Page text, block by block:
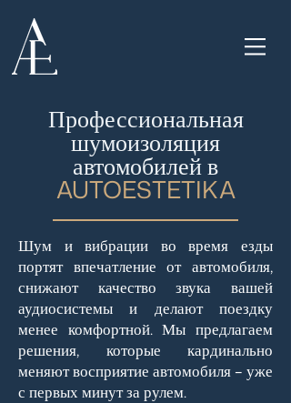
Профессиональная
шумоизоляция
автомобилей в
AUTOESTETIKA
Шум и вибрации во время езды
портят впечатление от автомобиля,
снижают качество звука вашей
аудиосистемы и делают поездку
менее комфортной. Мы предлагаем
решения, которые кардинально
меняют восприятие автомобиля – уже
с первых минут за рулем.